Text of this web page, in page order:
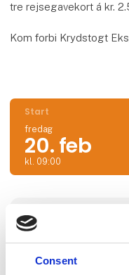
Consent
tre rejsegavekort á kr.
Kom forbi Krydstogt
Start
fredag
20. feb
kl. 09:00
Eventet udbydes af: